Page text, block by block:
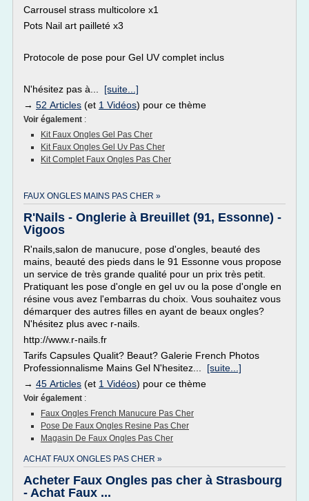
Carrousel strass multicolore x1
Pots Nail art pailleté x3
Protocole de pose pour Gel UV complet inclus
N'hésitez pas à... [suite...]
→ 52 Articles (et 1 Vidéos) pour ce thème
Voir également :
Kit Faux Ongles Gel Pas Cher
Kit Faux Ongles Gel Uv Pas Cher
Kit Complet Faux Ongles Pas Cher
FAUX ONGLES MAINS PAS CHER »
R'Nails - Onglerie à Breuillet (91, Essonne) -
Vigoos
R'nails,salon de manucure, pose d'ongles, beauté des
mains, beauté des pieds dans le 91 Essonne vous propose
un service de très grande qualité pour un prix très petit.
Pratiquant les pose d'ongle en gel uv ou la pose d'ongle en
résine vous avez l'embarras du choix. Vous souhaitez vous
démarquer des autres filles en ayant de beaux ongles?
N'hésitez plus avec r-nails.
http://www.r-nails.fr
Tarifs Capsules Qualit? Beaut? Galerie French Photos
Professionnalisme Mains Gel N'hesitez... [suite...]
→ 45 Articles (et 1 Vidéos) pour ce thème
Voir également :
Faux Ongles French Manucure Pas Cher
Pose De Faux Ongles Resine Pas Cher
Magasin De Faux Ongles Pas Cher
ACHAT FAUX ONGLES PAS CHER »
Acheter Faux Ongles pas cher à Strasbourg
- Achat Faux ...